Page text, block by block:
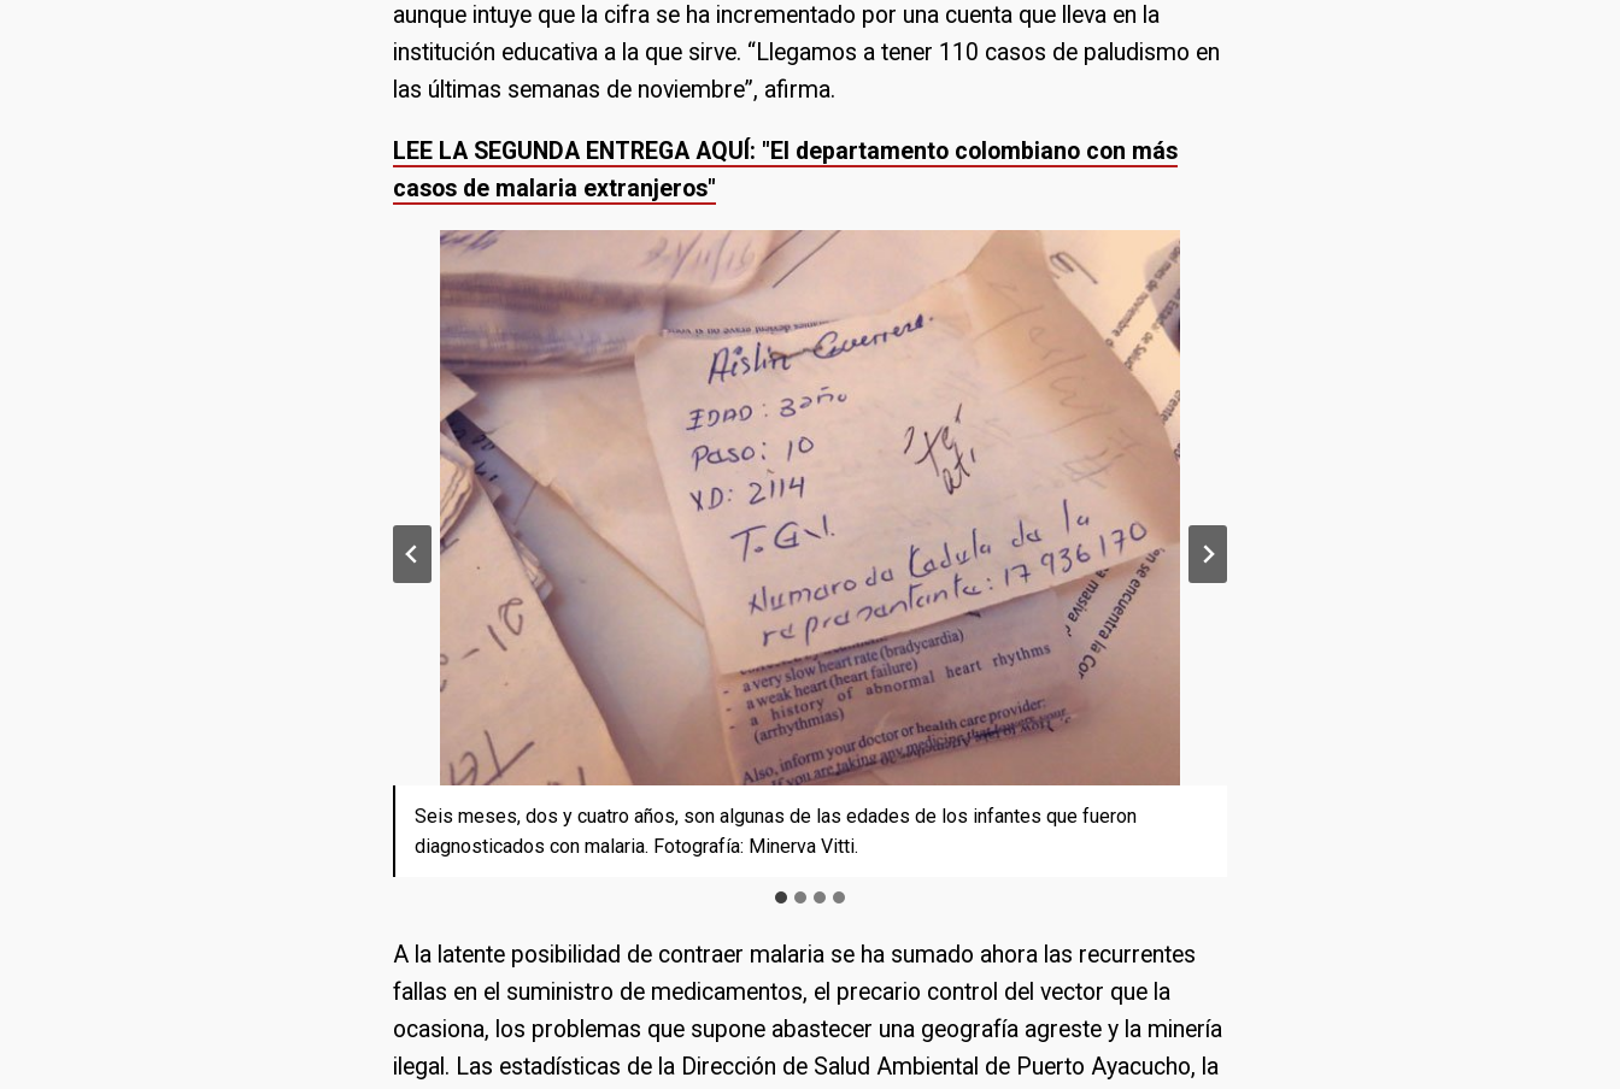
aunque intuye que la cifra se ha incrementado por una cuenta que lleva en la
institución educativa a la que sirve. “Llegamos a tener 110 casos de paludismo en
las últimas semanas de noviembre”, afirma.
LEE LA SEGUNDA ENTREGA AQUÍ: "El departamento colombiano con más
casos de malaria extranjeros"
Seis meses, dos y cuatro años, son algunas de las edades de los infantes que fueron
diagnosticados con malaria. Fotografía: Minerva Vitti.
Seis meses, dos y cuatro años, son algunas de las edades de los infantes que fueron
diagnosticados con malaria. Fotografía: Minerva Vitti
Seis meses, dos y cuatro años, son algunas de las edades de los infantes que fueron
diagnosticados con malaria. Fotografía: Minerva Vitti.
Una mujer examina un portaobjetos con la sangre de los pacientes. A su lado más láminas
procedentes de la comunidad de Maraya. Fotografía: Minerva Vitti
A la latente posibilidad de contraer malaria se ha sumado ahora las recurrentes
fallas en el suministro de medicamentos, el precario control del vector que la
ocasiona, los problemas que supone abastecer una geografía agreste y la minería
ilegal. Las estadísticas de la Dirección de Salud Ambiental de Puerto Ayacucho, la